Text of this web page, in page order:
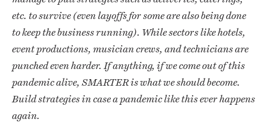
etc. to survive (even layoffs for some are also being done
to keep the business running). While sectors like hotels,
event productions, musician crews, and technicians are
punched even harder. If anything, if we come out of this
pandemic alive, SMARTER is what we should become.
Build strategies in case a pandemic like this ever happens
again.